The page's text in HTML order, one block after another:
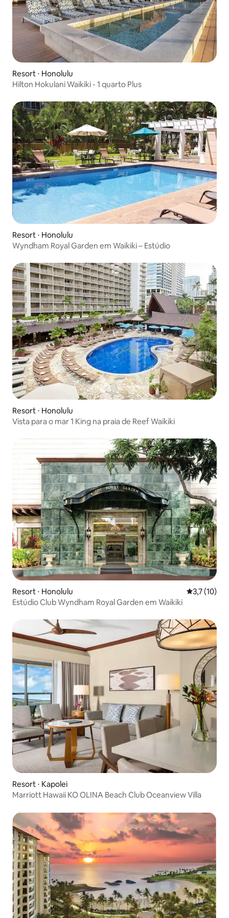
Resort ⋅ Honolulu
Hilton Hokulani Waikiki - 1 quarto Plus
Resort ⋅ Honolulu
Wyndham Royal Garden em Waikiki – Estúdio
Resort ⋅ Honolulu
Vista para o mar 1 King na praia de Reef Waikiki
Resort ⋅ Honolulu 3,7 de uma
3,7 (10)
Estúdio Club Wyndham Royal Garden em Waikiki
Resort ⋅ Kapolei
Marriott Hawaii KO OLINA Beach Club Oceanview Villa